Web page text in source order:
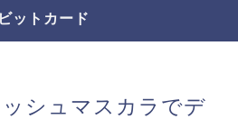
ットカード
シュマスカラでデ